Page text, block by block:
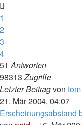
1
2
3
4
51Antworten
98313Zugriffe
Letzter Beitragvon tom
21. Mär 2004, 04:07
Erscheinungsabstand